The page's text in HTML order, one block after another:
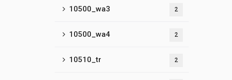
10500_wa3 2
10500_wa4 2
10510_tr 2